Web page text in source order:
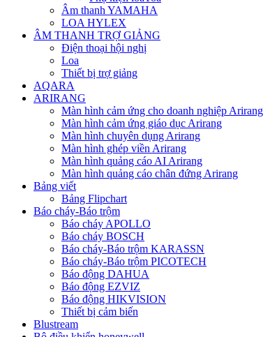
Âm thanh YAMAHA
LOA HYLEX
ÂM THANH TRỢ GIẢNG
Điện thoại hội nghị
Loa
Thiết bị trợ giảng
AQARA
ARIRANG
Màn hình cảm ứng cho doanh nghiệp Arirang
Màn hình cảm ứng giáo dục Arirang
Màn hình chuyên dụng Arirang
Màn hình ghép viền Arirang
Màn hình quảng cáo AI Arirang
Màn hình quảng cáo chân đứng Arirang
Bảng viết
Bảng Flipchart
Báo cháy-Báo trộm
Báo cháy APOLLO
Báo cháy BOSCH
Báo cháy-Báo trộm KARASSN
Báo cháy-Báo trộm PICOTECH
Báo động DAHUA
Báo động EZVIZ
Báo động HIKVISION
Thiết bị cảm biến
Blustream